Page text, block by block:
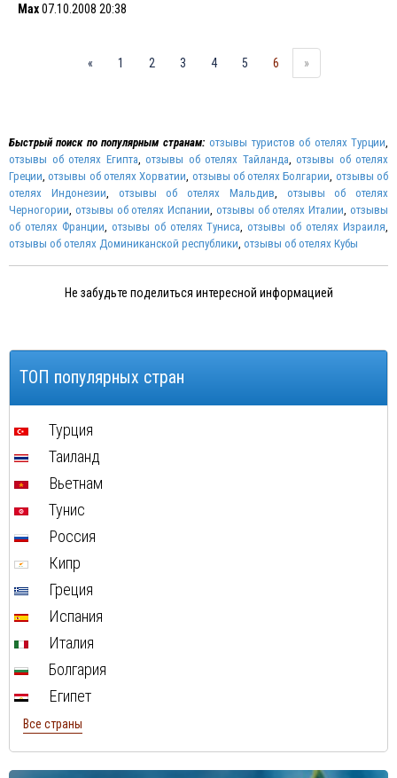
Max07.10.2008 20:38
« 1 2 3 4 5 6 »
Быстрый поиск по популярным странам: отзывы туристов об отелях Турции
отзывы об отелях Египта отзывы об отелях Тайланда отзывы об отелях
Греции ,отзывы об отелях Хорватии отзывы об отелях Болгарии отзывы об
отелях Индонезии
отзывы об отелях Мальдив
отзывы об отелях
Черногории отзывы об отелях Испании отзывы об отелях Италии ,отзывы
об отелях Франции отзывы об отелях Туниса ,отзывы об отелях Израиля
отзывы об отелях Доминиканской республики отзывы об отелях Кубы
Не забудьте поделиться интересной информацией
ТОП популярных стран
Турция
Таиланд
Вьетнам
Тунис
Россия
Кипр
Греция
Испания
Италия
Болгария
Египет
Все страны